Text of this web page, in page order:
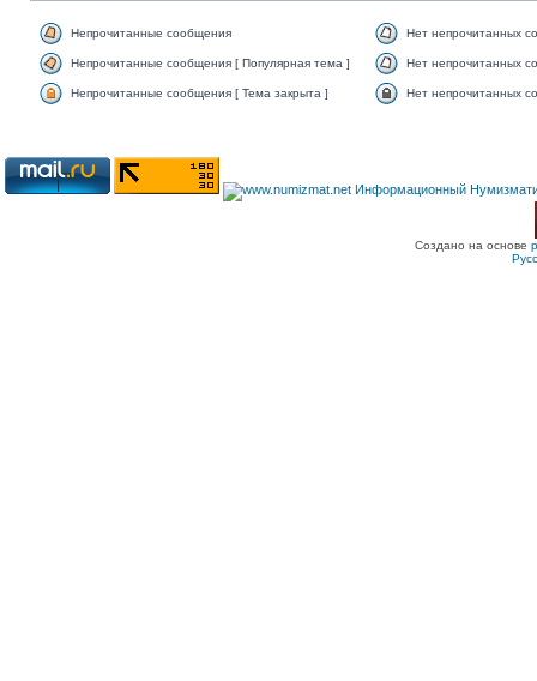
Непрочитанные сообщения Нет непрочитанных
Непрочитанные сообщения [ Популярная тема ] Нет непрочитанных
Непрочитанные сообщения [ Тема закрыта ] Нет непрочитанных
Создано на основе